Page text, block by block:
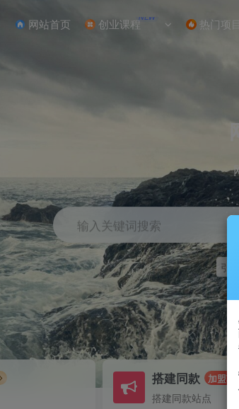
网站首页 创业课程NEW 热门项目
输入关键词搜索
引流
搭建同款 加盟
搭建同款站点